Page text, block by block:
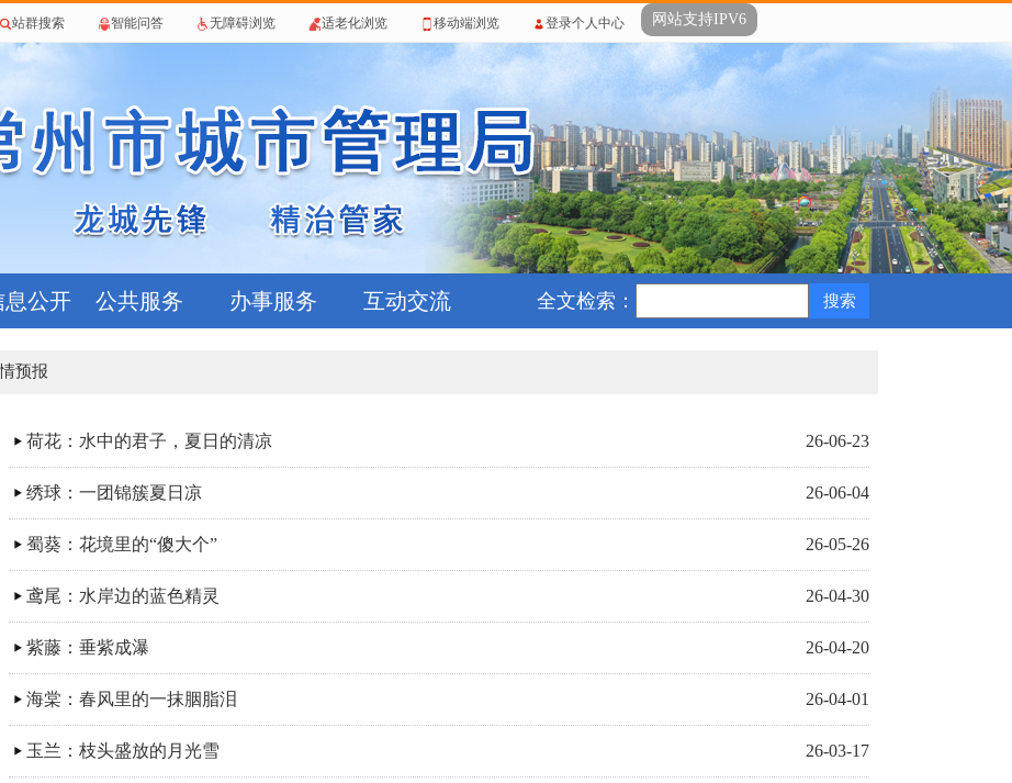
站群搜索 智能问答 无障碍浏览 适老化浏览 移动端浏览 登录个人中心 网站支持IPV6
息公开 公共服务 办事服务 互动交流 全文检索：
预报
荷花：水中的君子，夏日的清凉 26-06-23
绣球：一团锦簇夏日凉 26-06-04
蜀葵：花境里的“傻大个” 26-05-26
鸢尾：水岸边的蓝色精灵 26-04-30
紫藤：垂紫成瀑 26-04-20
海棠：春风里的一抹胭脂泪 26-04-01
玉兰：枝头盛放的月光雪 26-03-17